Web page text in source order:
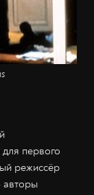
первого
режиссёр
авторы